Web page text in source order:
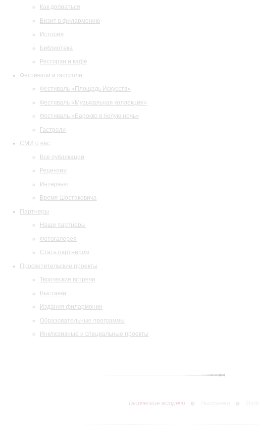
Как добраться
Визит в филармонию
История
Библиотека
Ресторан и кафе
Фестивали и гастроли
Фестиваль «Площадь Искусств»
Фестиваль «Музыкальная коллекция»
Фестиваль «Барокко в белую ночь»
Гастроли
СМИ о нас
Все публикации
Рецензии
Интервью
Время Шостаковича
Партнеры
Наши партнеры
Фотогалерея
Стать партнером
Просветительские проекты
Творческие встречи
Выставки
Издания филармонии
Образовательные программы
Инклюзивные и специальные проекты
Творческие встречи